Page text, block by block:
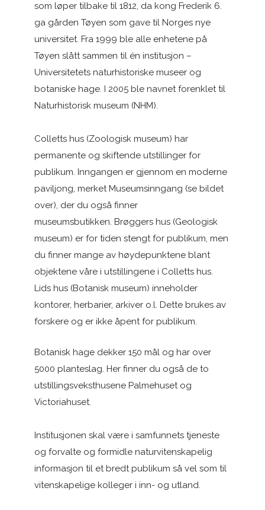
som løper tilbake til 1812, da kong Frederik 6.
ga gården Tøyen som gave til Norges nye
universitet. Fra 1999 ble alle enhetene på
Tøyen slått sammen til én institusjon –
Universitetets naturhistoriske museer og
botaniske hage. I 2005 ble navnet forenklet til
Naturhistorisk museum (NHM).
Colletts hus (Zoologisk museum) har
permanente og skiftende utstillinger for
publikum. Inngangen er gjennom en moderne
paviljong, merket Museumsinngang (se bildet
over), der du også finner
museumsbutikken. Brøggers hus (Geologisk
museum) er for tiden stengt for publikum, men
du finner mange av høydepunktene blant
objektene våre i utstillingene i Colletts hus.
Lids hus (Botanisk museum) inneholder
kontorer, herbarier, arkiver o.l. Dette brukes av
forskere og er ikke åpent for publikum.
Botanisk hage dekker 150 mål og har over
5000 planteslag. Her finner du også de to
utstillingsveksthusene Palmehuset og
Victoriahuset.
Institusjonen skal være i samfunnets tjeneste
og forvalte og formidle naturvitenskapelig
informasjon til et bredt publikum så vel som til
vitenskapelige kolleger i inn- og utland.